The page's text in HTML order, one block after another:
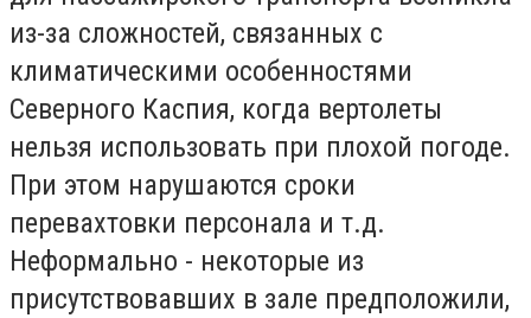
из-за сложностей, связанных с
климатическими особенностями
Северного Каспия, когда вертолеты
нельзя использовать при плохой погоде.
При этом нарушаются сроки
перевахтовки персонала и т.д.
Неформально - некоторые из
присутствовавших в зале предположили,